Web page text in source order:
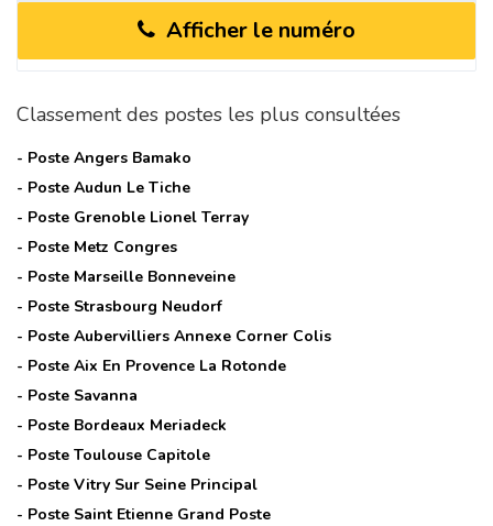
Afficher le numéro
Classement des postes les plus consultées
- Poste Angers Bamako
- Poste Audun Le Tiche
- Poste Grenoble Lionel Terray
- Poste Metz Congres
- Poste Marseille Bonneveine
- Poste Strasbourg Neudorf
- Poste Aubervilliers Annexe Corner Colis
- Poste Aix En Provence La Rotonde
- Poste Savanna
- Poste Bordeaux Meriadeck
- Poste Toulouse Capitole
- Poste Vitry Sur Seine Principal
- Poste Saint Etienne Grand Poste